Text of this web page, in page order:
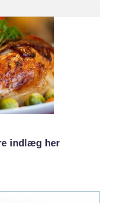
indlæg her